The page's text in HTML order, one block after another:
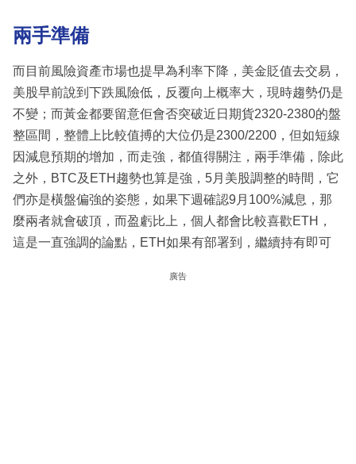
兩手準備
而目前風險資產市場也提早為利率下降，美金貶值去交易，
美股早前說到下跌風險低，反覆向上概率大，現時趨勢仍是
不變；而黃金都要留意佢會否突破近日期貨2320-2380的盤
整區間，整體上比較值搏的大位仍是2300/2200，但如短線
因減息預期的增加，而走強，都值得關注，兩手準備，除此
之外，BTC及ETH趨勢也算是強，5月美股調整的時間，它
們亦是橫盤偏強的姿態，如果下週確認9月100%減息，那
麼兩者就會破頂，而盈虧比上，個人都會比較喜歡ETH，
這是一直強調的論點，ETH如果有部署到，繼續持有即可
廣告